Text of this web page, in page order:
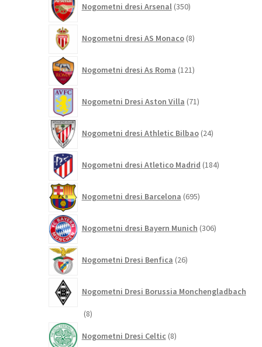
Nogometni dresi Arsenal 350izdelkov
Nogometni dresi AS Monaco 8izdelkov
Nogometni dresi As Roma 121izdelkov
Nogometni Dresi Aston Villa 71izdelkov
Nogometni dresi Athletic Bilbao 24izdelkov
Nogometni dresi Atletico Madrid 184izdelkov
Nogometni dresi Barcelona 695izdelkov
Nogometni dresi Bayern Munich 306izdelkov
Nogometni Dresi Benfica 26izdelkov
Nogometni Dresi Borussia Monchengladbach
88
Nogometni Dresi Celtic 8izdelkov